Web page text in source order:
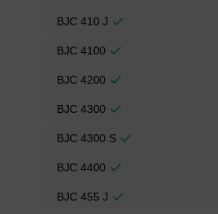
BJC 410 J
BJC 4100
BJC 4200
BJC 4300
BJC 4300 S
BJC 4400
BJC 455 J